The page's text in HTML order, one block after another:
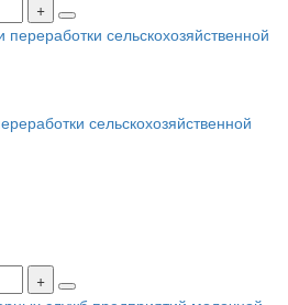
сельскохозяйственной